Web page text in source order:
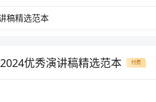
2024优秀演讲稿精选范本 付费